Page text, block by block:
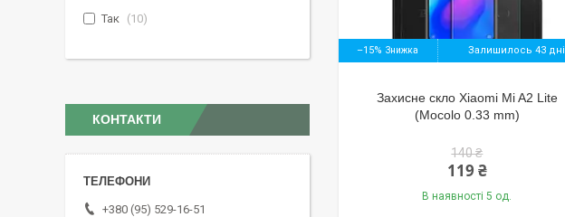
–15% Залишилось 43 дні
Захисне скло Xiaomi Mi A2 Lite
(Mocolo 0.33 mm)
140 ₴
119 ₴
В наявності 5 од.
Так
10
КОНТАКТИ
+380 (95) 529-16-51